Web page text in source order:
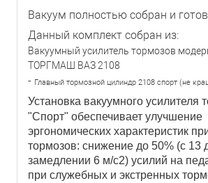
Вакуум полностью собран и
Данный комплект собран из:
Вакуумный усилитель тормозов
ТОРГМАШ ВАЗ 2108
- Главный тормозной цилиндр 2108 спорт (не
Установка вакуумного усилителя
"Спорт" обеспечивает улучшение
эргономических характеристик
тормозов: снижение до 50% (с 13
замедлении 6 м/с2) усилий на
при служебных и экстренных